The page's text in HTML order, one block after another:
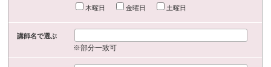
木曜日
金曜日 土曜日
講師名で選ぶ
※部分一致可